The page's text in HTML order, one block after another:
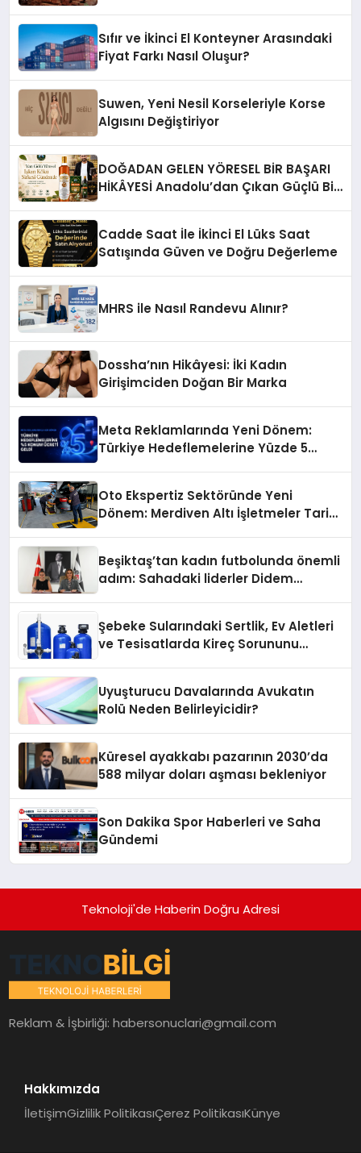
Sıfır ve İkinci El Konteyner Arasındaki
Fiyat Farkı Nasıl Oluşur?
Suwen, Yeni Nesil Korseleriyle Korse
Algısını Değiştiriyor
DOĞADAN GELEN YÖRESEL BİR BAŞARI
HİKÂYESİ Anadolu’dan Çıkan Güçlü Bir
Cadde Saat İle İkinci El Lüks Saat
Satışında Güven ve Doğru Değerleme
MHRS ile Nasıl Randevu Alınır?
Dossha’nın Hikâyesi: İki Kadın
Girişimciden Doğan Bir Marka
Meta Reklamlarında Yeni Dönem:
Türkiye Hedeflemelerine Yüzde 5
Oto Ekspertiz Sektöründe Yeni
Dönem: Merdiven Altı İşletmeler Tarih
Beşiktaş’tan kadın futbolunda önemli
adım: Sahadaki liderler Didem
Şebeke Sularındaki Sertlik, Ev Aletleri
ve Tesisatlarda Kireç Sorununu
Uyuşturucu Davalarında Avukatın
Rolü Neden Belirleyicidir?
Küresel ayakkabı pazarının 2030’da
588 milyar doları aşması bekleniyor
Son Dakika Spor Haberleri ve Saha
Gündemi
Teknoloji'de Haberin Doğru Adresi
Reklam & İşbirliği:habersonuclari@gmail.com
Hakkımızda
İletişimGizlilik PolitikasıÇerez PolitikasıKünye